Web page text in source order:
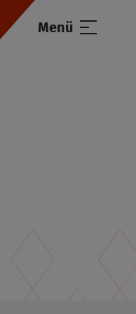
Menü